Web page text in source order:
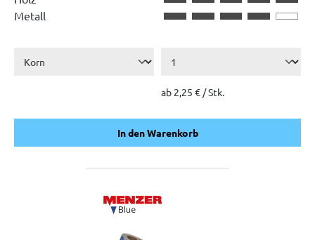
Metall
ab 2,25 € / Stk.
In den Warenkorb
In den Warenkorb